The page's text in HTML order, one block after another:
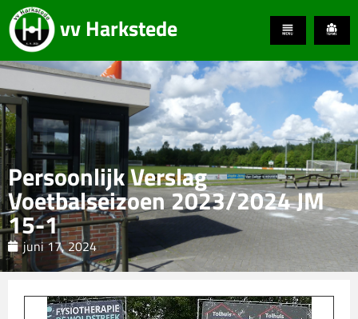
vv Harkstede
Persoonlijk Verslag
Voetbalseizoen 2023/2024 JM
15-1
juni 17, 2024